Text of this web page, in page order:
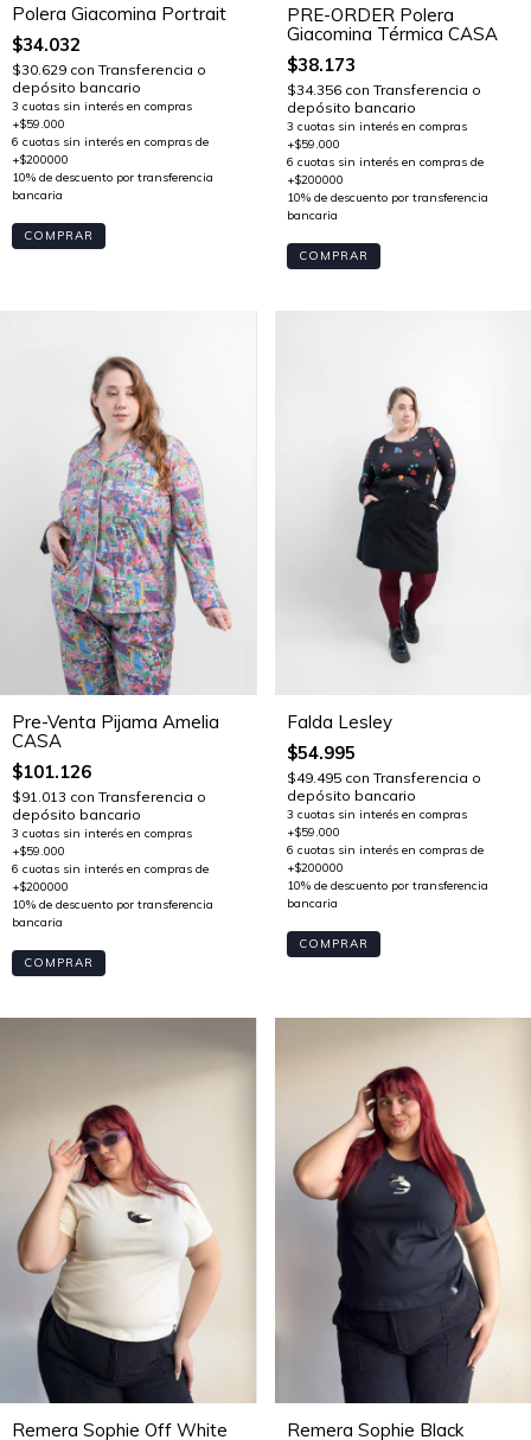
Polera Giacomina Portrait
$34.032
$30.629 con Transferencia o
depósito bancario
COMPRAR
PRE-ORDER Polera
Giacomina Térmica CASA
$38.173
$34.356 con Transferencia o
depósito bancario
COMPRAR
Pre-Venta Pijama Amelia
CASA
$101.126
$91.013 con Transferencia o
depósito bancario
COMPRAR
Falda Lesley
$54.995
$49.495 con Transferencia o
depósito bancario
COMPRAR
Remera Sophie Off White
Remera Sophie Black